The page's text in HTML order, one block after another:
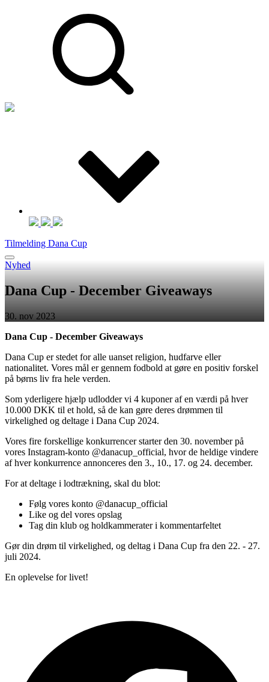
Tilmelding Dana Cup
Nyhed
Dana Cup - December Giveaways
30. nov 2023
Dana Cup - December Giveaways
Dana Cup er stedet for alle uanset religion, hudfarve eller
nationalitet. Vores mål er gennem fodbold at gøre en positiv forskel
på børns liv fra hele verden.
Som yderligere hjælp udlodder vi 4 kuponer af en værdi på hver
10.000 DKK til et hold, så de kan gøre deres drømmen til
virkelighed og deltage i Dana Cup 2024.
Vores fire forskellige konkurrencer starter den 30. november på
vores Instagram-konto @danacup_official, hvor de heldige vindere
af hver konkurrence annonceres den 3., 10., 17. og 24. december.
For at deltage i lodtrækning, skal du blot:
Følg vores konto @danacup_official
Like og del vores opslag
Tag din klub og holdkammerater i kommentarfeltet
Gør din drøm til virkelighed, og deltag i Dana Cup fra den 22. - 27.
juli 2024.
En oplevelse for livet!